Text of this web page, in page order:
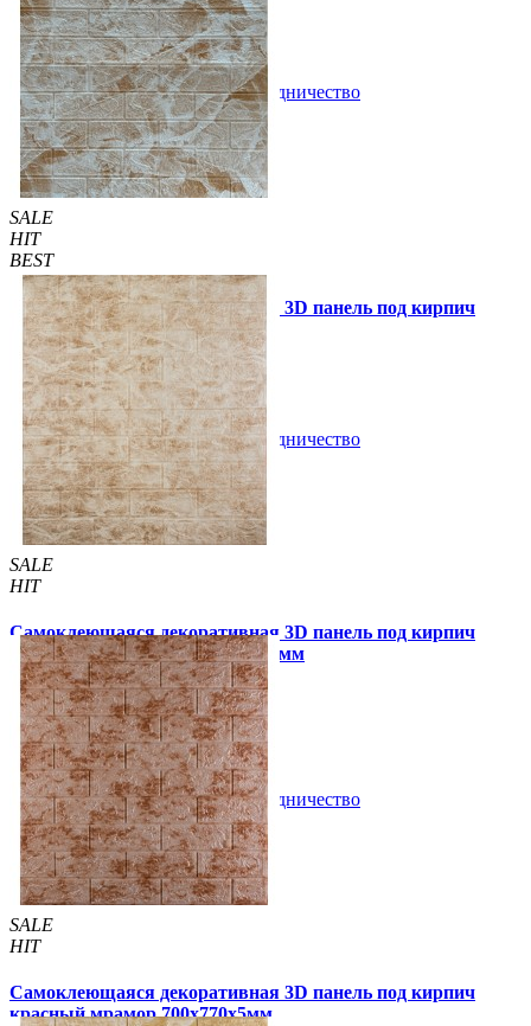
69 грн./шт 160 грн./шт
Купить В закладки Сотрудничество
SALE
HIT
BEST
Самоклеющаяся декоративная 3D панель под кирпич
мрамор капучино 700x770x3мм
69 грн./шт 140 грн. /шт
Купить В закладки Сотрудничество
SALE
HIT
Самоклеющаяся декоративная 3D панель под кирпич
коричневый мрамор 700x770x3мм
89 грн./шт 140 грн./шт
Купить В закладки Сотрудничество
SALE
HIT
Самоклеющаяся декоративная 3D панель под кирпич
красный мрамор 700x770x5мм